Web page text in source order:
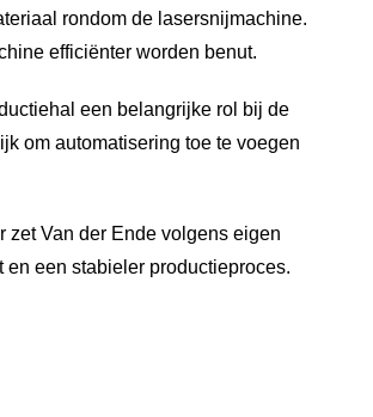
rondom de lasersnijmachine.
efficiënter worden benut.
een belangrijke rol bij de
om automatisering toe te voegen
zet Van der Ende volgens eigen
een stabieler productieproces.